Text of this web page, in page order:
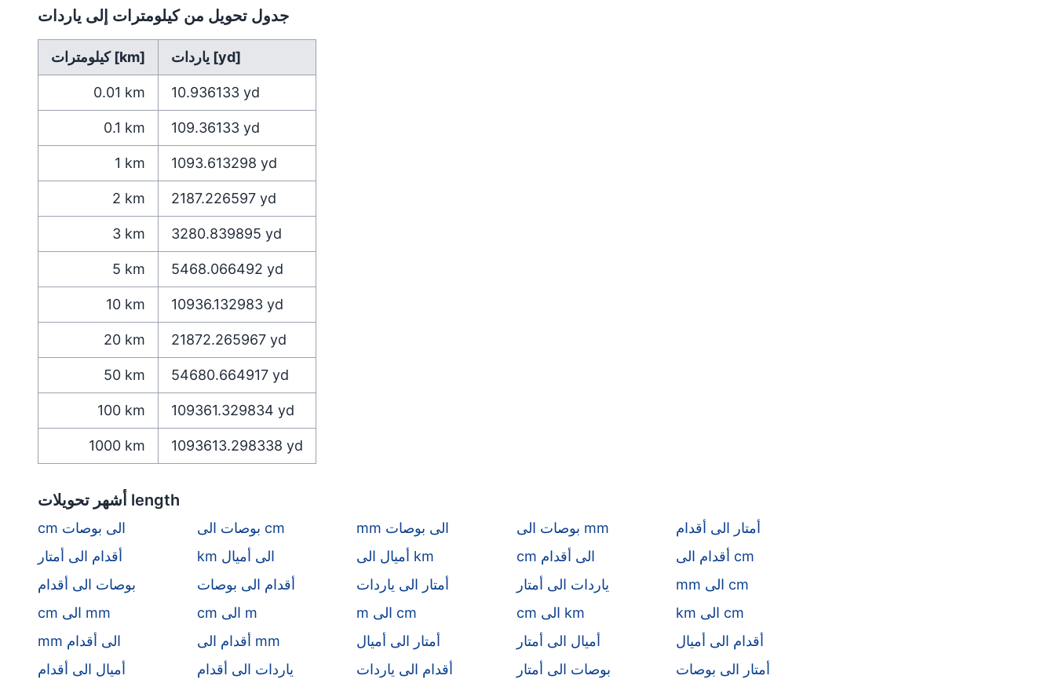
جدول تحويل من كيلومترات إلى ياردات
كيلومترات [km] ياردات [yd]
0.01 km 10.936133 yd
0.1 km 109.36133 yd
1 km 1093.613298 yd
2 km 2187.226597 yd
3 km 3280.839895 yd
5 km 5468.066492 yd
10 km 10936.132983 yd
20 km 21872.265967 yd
50 km 54680.664917 yd
100 km 109361.329834 yd
1000 km 1093613.298338 yd
أشهر تحويلات length
cm الى بوصات بوصات الى cm mm الى بوصات بوصات الى mm
أمتار الى أقدام
أقدام الى أمتار
km الى أميال أميال الى km cm الى أقدام
أقدام الى cm
بوصات الى أقدام
أقدام الى بوصات أمتار الى ياردات ياردات الى أمتار
mm الى cm
cm الى mm
cm الى m m الى cm cm الى km
km الى cm
mm الى أقدام
أقدام الى mm أمتار الى أميال أميال الى أمتار
أقدام الى أميال
أميال الى أقدام
ياردات الى أقدام أقدام الى ياردات بوصات الى أمتار أمتار الى بوصات